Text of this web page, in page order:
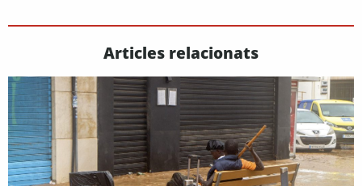
Articles relacionats